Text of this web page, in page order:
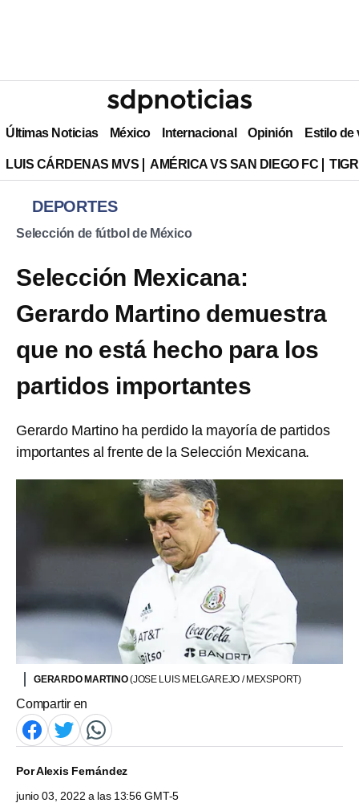
Últimas Noticias México Internacional Opinión Estilo de
LUIS CÁRDENAS MVS AMÉRICA VS SAN DIEGO FC
DEPORTES
Selección de fútbol de México
Selección Mexicana:
Gerardo Martino demuestra
que no está hecho para los
partidos importantes
Gerardo Martino ha perdido la mayoría de partidos
importantes al frente de la Selección Mexicana.
GERARDO MARTINO(JOSE LUIS MELGAREJO / MEXSPORT)
Compartir en
PorAlexis Fernández
junio 03, 2022 a las 13:56 GMT-5